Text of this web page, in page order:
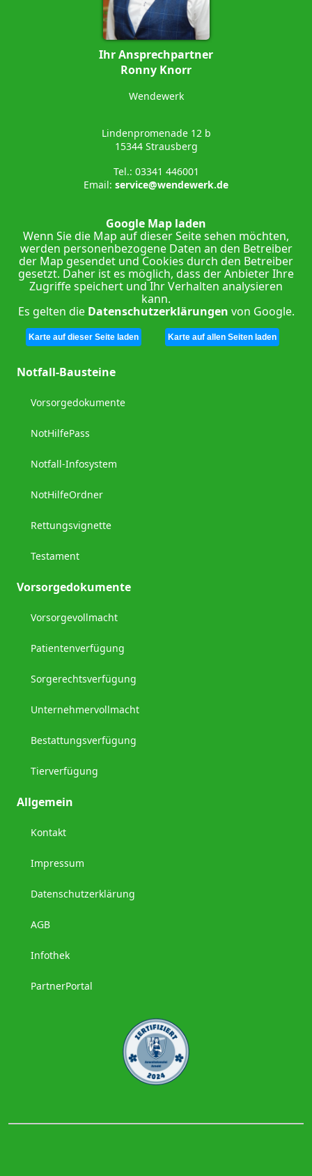
Ihr Ansprechpartner
Ronny Knorr
Wendewerk
Lindenpromenade 12 b
15344 Strausberg
Tel.: 03341 446001
Email: service@wendewerk.de
Google Map laden
Wenn Sie die Map auf dieser Seite sehen möchten,
werden personenbezogene Daten an den Betreiber
der Map gesendet und Cookies durch den Betreiber
gesetzt. Daher ist es möglich, dass der Anbieter Ihre
Zugriffe speichert und Ihr Verhalten analysieren
kann.
Es gelten dieDatenschutzerklärungen von Google.
Karte auf dieser Seite laden Karte auf allen Seiten laden
Notfall-Bausteine
Vorsorgedokumente
NotHilfePass
Notfall-Infosystem
NotHilfeOrdner
Rettungsvignette
Testament
Vorsorgedokumente
Vorsorgevollmacht
Patientenverfügung
Sorgerechtsverfügung
Unternehmervollmacht
Bestattungsverfügung
Tierverfügung
Allgemein
Kontakt
Impressum
Datenschutzerklärung
AGB
Infothek
PartnerPortal